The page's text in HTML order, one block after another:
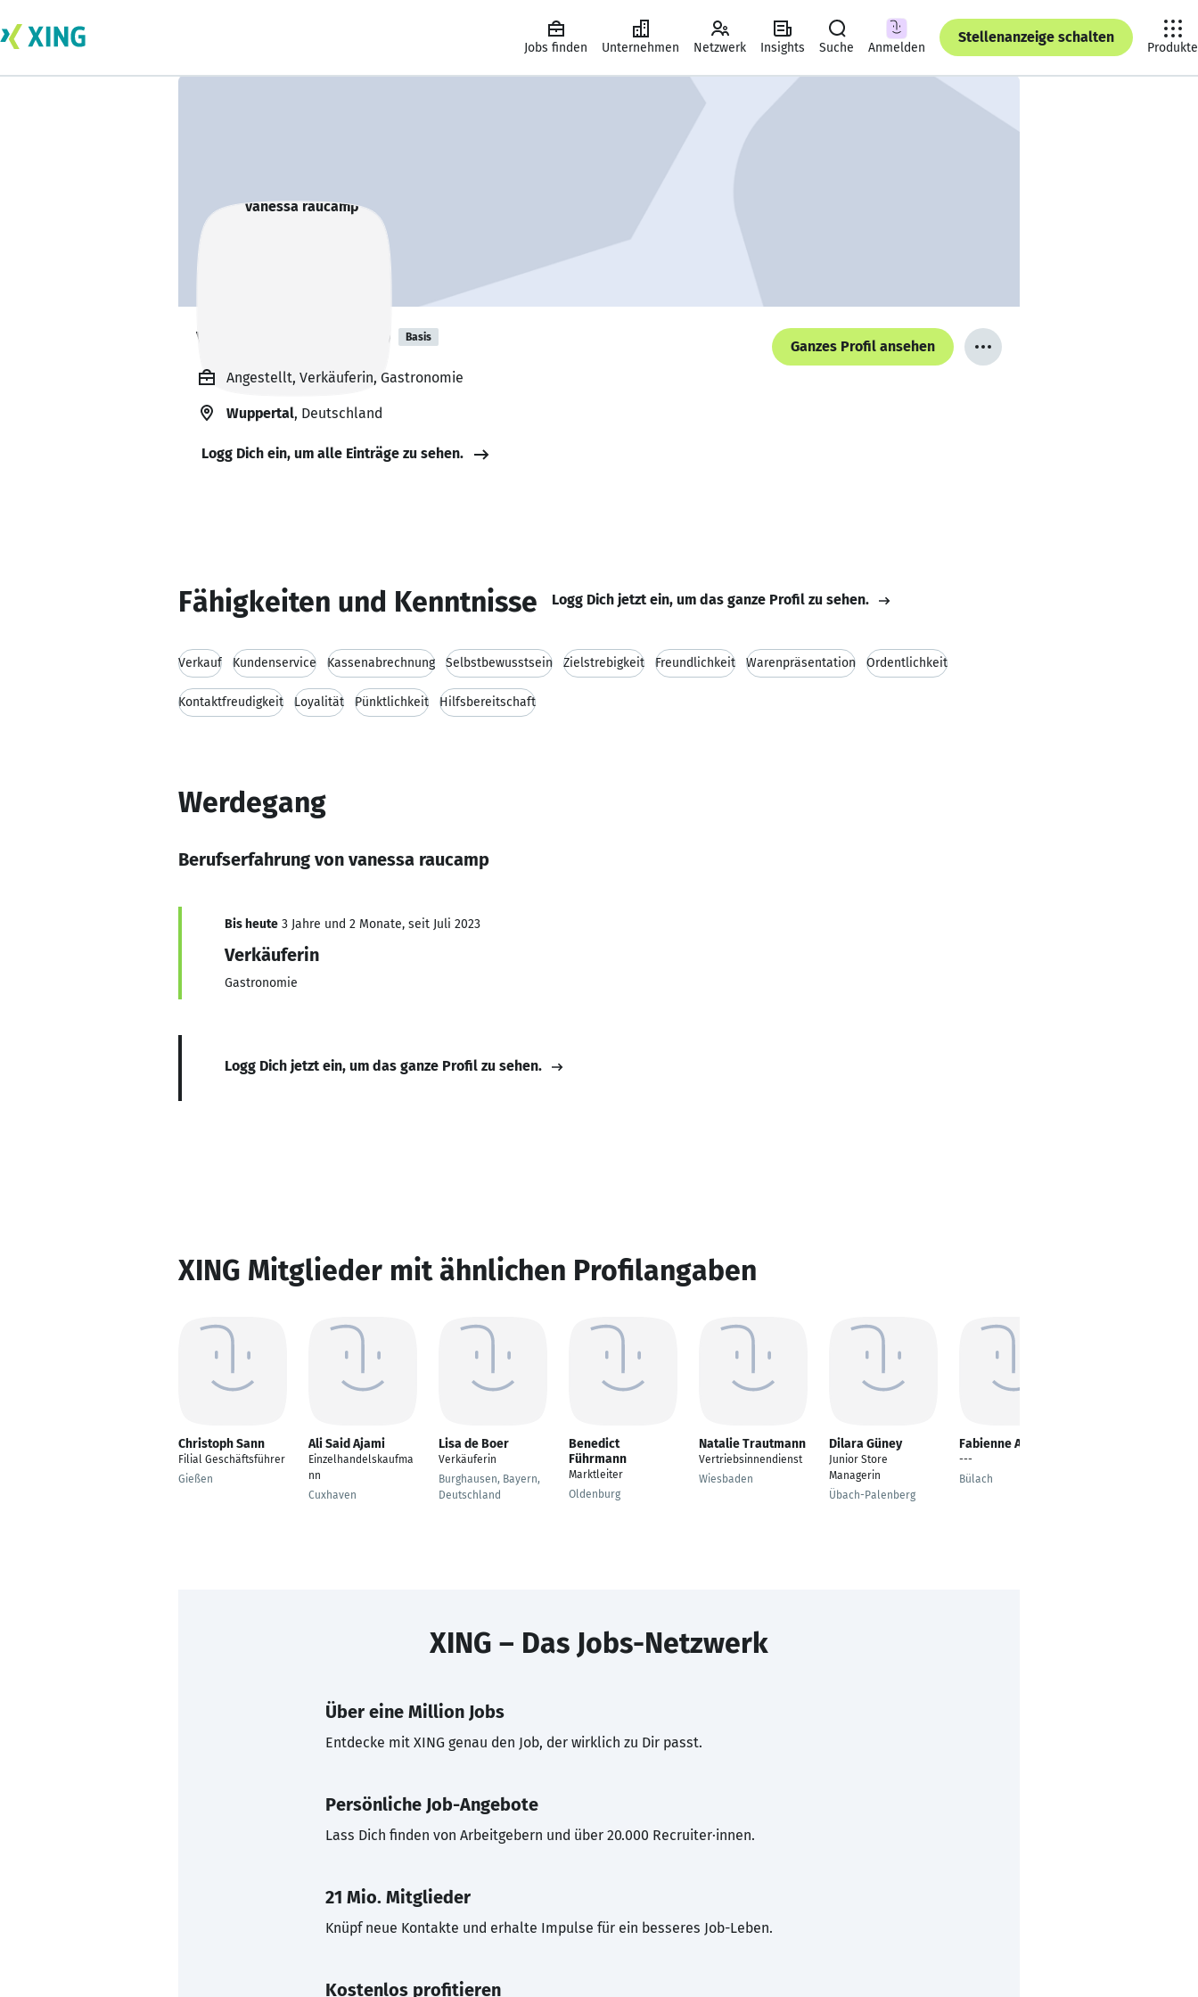
Jobs finden Unternehmen Netzwerk Insights Suche Anmelden
Stellenanzeige schalten
Produkte
vanessa raucamp Basis
Ganzes Profil ansehen
Angestellt, Verkäuferin, Gastronomie
Wuppertal, Deutschland
Logg Dich ein, um alle Einträge zu sehen.
Fähigkeiten und Kenntnisse Logg Dich jetzt ein, um das ganze Profil zu sehen.
Verkauf Kundenservice Kassenabrechnung Selbstbewusstsein Zielstrebigkeit Freundlichkeit Warenpräsentation Ordentlichkeit
Kontaktfreudigkeit Loyalität Pünktlichkeit Hilfsbereitschaft
Werdegang
Berufserfahrung von vanessa raucamp
Bis heute 3 Jahre und 2 Monate, seit Juli 2023
Verkäuferin
Gastronomie
Logg Dich jetzt ein, um das ganze Profil zu sehen.
XING Mitglieder mit ähnlichen Profilangaben
Christoph Sann
Filial Geschäftsführer
Gießen
Ali Said Ajami
Einzelhandelskaufma
nn
Cuxhaven
Lisa de Boer
Verkäuferin
Burghausen, Bayern,
Deutschland
Benedict
Führmann
Marktleiter
Oldenburg
Natalie Trautmann
Vertriebsinnendienst
Wiesbaden
Dilara Güney
Junior Store
Managerin
Übach-Palenberg
Fabienne Albrecht
---
Bülach
XING – Das Jobs-Netzwerk
Über eine Million Jobs
Entdecke mit XING genau den Job, der wirklich zu Dir passt.
Persönliche Job-Angebote
Lass Dich finden von Arbeitgebern und über 20.000 Recruiter·innen.
21 Mio. Mitglieder
Knüpf neue Kontakte und erhalte Impulse für ein besseres Job-Leben.
Kostenlos profitieren